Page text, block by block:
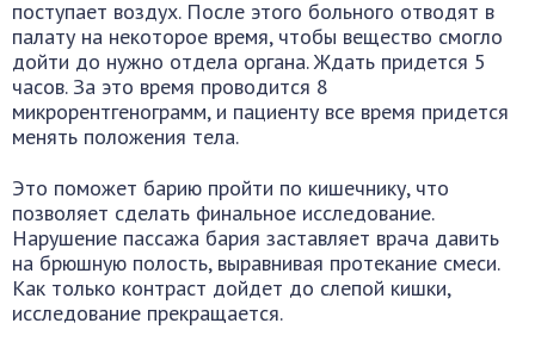
поступает воздух. После этого больного отводят в
палату на некоторое время, чтобы вещество смогло
дойти до нужно отдела органа. Ждать придется 5
часов. За это время проводится 8
микрорентгенограмм, и пациенту все время придется
менять положения тела.
Это поможет барию пройти по кишечнику, что
позволяет сделать финальное исследование.
Нарушение пассажа бария заставляет врача давить
на брюшную полость, выравнивая протекание смеси.
Как только контраст дойдет до слепой кишки,
исследование прекращается.